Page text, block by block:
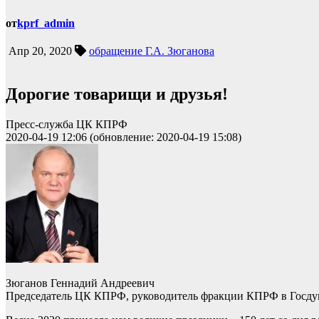
отkprf_admin
Апр 20, 2020 обращение Г.А. Зюганова
Дорогие товарищи и друзья!
Пресс-служба ЦК КПРФ
2020-04-19 12:06 (обновление: 2020-04-19 15:08)
Зюганов Геннадий Андреевич
Председатель ЦК КПРФ, руководитель фракции КПРФ в